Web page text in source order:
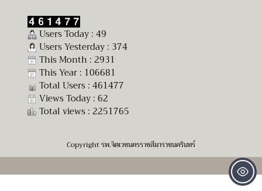
Users Today : 49
Users Yesterday : 374
This Month : 2931
This Year : 106681
Total Users : 461477
Views Today : 62
Total views : 2251765
Copyright รพ.จิตเวชนครราชสีมาราชนครินทร์